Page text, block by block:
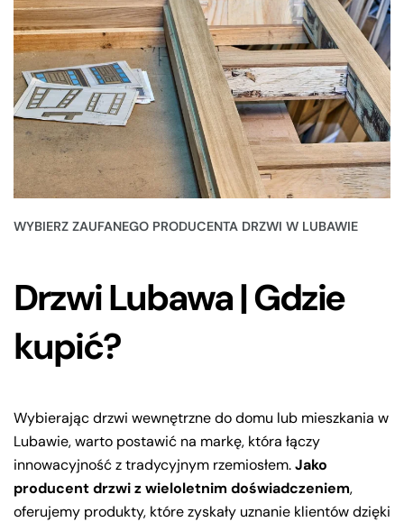
WYBIERZ ZAUFANEGO PRODUCENTA DRZWI W LUBAWIE
Drzwi Lubawa | Gdzie
kupić?
Wybierając drzwi wewnętrzne do domu lub mieszkania w
Lubawie, warto postawić na markę, która łączy
innowacyjność z tradycyjnym rzemiosłem.Jako
producent drzwi z wieloletnim doświadczeniem,
oferujemy produkty, które zyskały uznanie klientów dzięki